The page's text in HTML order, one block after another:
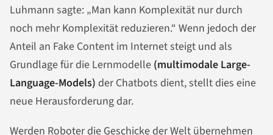
Luhmann sagte: „Man kann Komplexität nur durch
noch mehr Komplexität reduzieren.“ Wenn jedoch der
Anteil an Fake Content im Internet steigt und als
Grundlage für die Lernmodelle (multimodale Large-
Language-Models) der Chatbots dient, stellt dies eine
neue Herausforderung dar.
Werden Roboter die Geschicke der Welt übernehmen